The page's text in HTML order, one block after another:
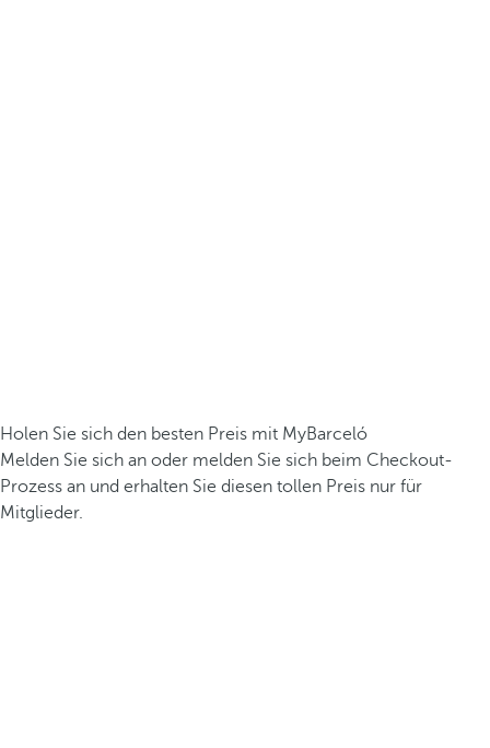
Holen Sie sich den besten Preis mit MyBarceló
Melden Sie sich an oder melden Sie sich beim Checkout-
Prozess an und erhalten Sie diesen tollen Preis nur für
Mitglieder.